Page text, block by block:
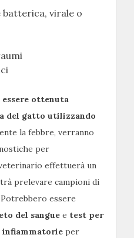
batterica, virale o
ottenuta
del gatto utilizzando
la febbre, verranno
per
effettuerà un
prelevare campioni di
Potrebbero essere
del sangue e test per
infiammatorie per